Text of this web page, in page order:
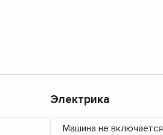
Электрика
Машина не включается